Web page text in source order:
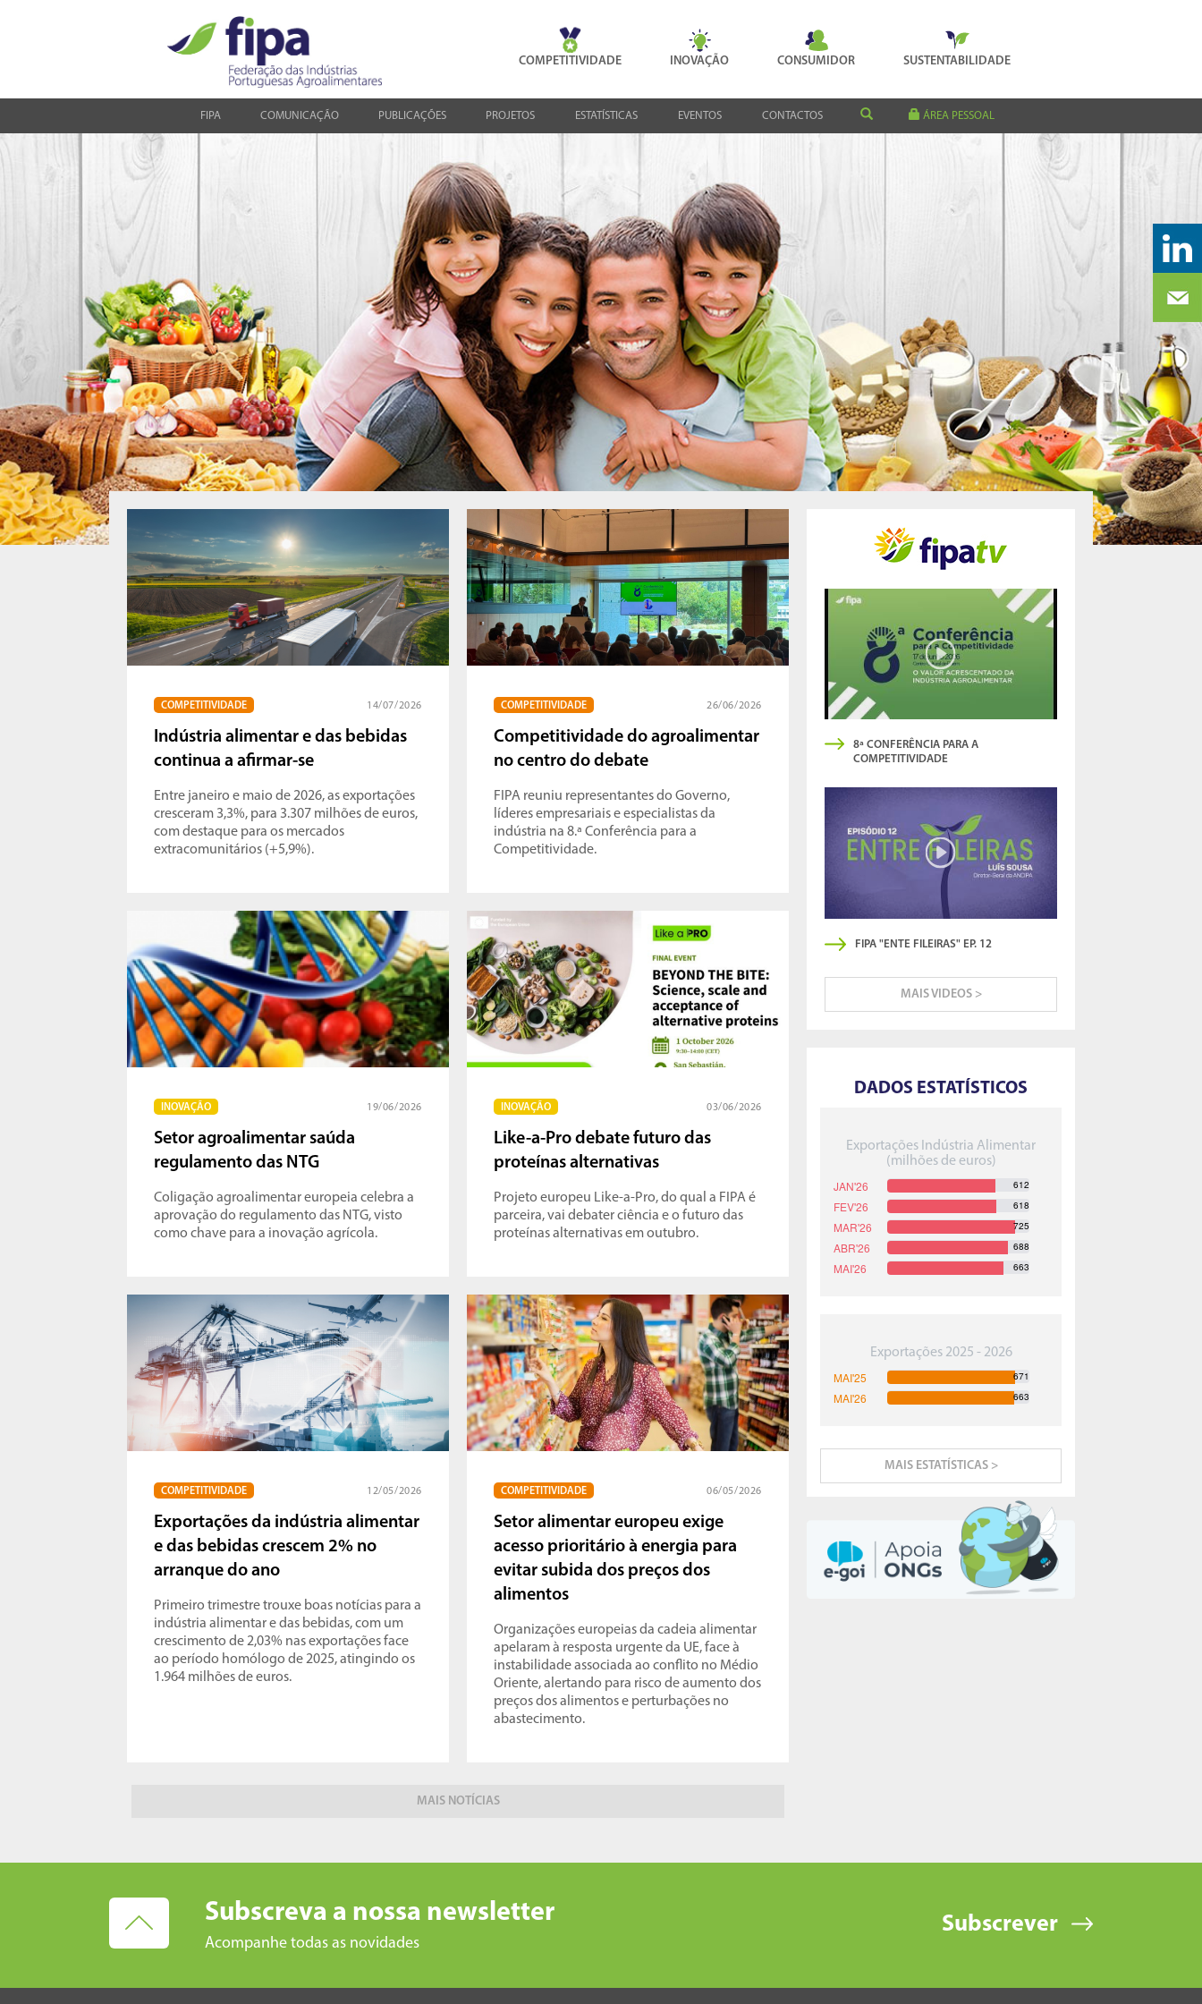
COMPETITIVIDADE INOVAÇÃO CONSUMIDOR SUSTENTABILIDADE
FIPA COMUNICAÇÃO PUBLICAÇÕES PROJETOS ESTATÍSTICAS EVENTOS CONTACTOS ÁREA PESSOAL
14/07/2026
COMPETITIVIDADE
Indústria alimentar e das bebidas
continua a afirmar-se
Entre janeiro e maio de 2026, as exportações
cresceram 3,3%, para 3.307 milhões de euros,
com destaque para os mercados
extracomunitários (+5,9%).
26/06/2026
COMPETITIVIDADE
Competitividade do agroalimentar
no centro do debate
FIPA reuniu representantes do Governo,
líderes empresariais e especialistas da
indústria na 8.ª Conferência para a
Competitividade.
19/06/2026
INOVAÇÃO
Setor agroalimentar saúda
regulamento das NTG
Coligação agroalimentar europeia celebra a
aprovação do regulamento das NTG, visto
como chave para a inovação agrícola.
03/06/2026
INOVAÇÃO
Like-a-Pro debate futuro das
proteínas alternativas
Projeto europeu Like-a-Pro, do qual a FIPA é
parceira, vai debater ciência e o futuro das
proteínas alternativas em outubro.
12/05/2026
COMPETITIVIDADE
Exportações da indústria alimentar
e das bebidas crescem 2% no
arranque do ano
Primeiro trimestre trouxe boas notícias para a
indústria alimentar e das bebidas, com um
crescimento de 2,03% nas exportações face
ao período homólogo de 2025, atingindo os
1.964 milhões de euros.
06/05/2026
COMPETITIVIDADE
Setor alimentar europeu exige
acesso prioritário à energia para
evitar subida dos preços dos
alimentos
Organizações europeias da cadeia alimentar
apelaram à resposta urgente da UE, face à
instabilidade associada ao conflito no Médio
Oriente, alertando para risco de aumento dos
preços dos alimentos e perturbações no
abastecimento.
MAIS NOTÍCIAS
8ª CONFERÊNCIA PARA A
COMPETITIVIDADE
FIPA "ENTE FILEIRAS" EP. 12
MAIS VIDEOS >
DADOS ESTATÍSTICOS
Exportações Indústria Alimentar
(milhões de euros)
612
618
725
688
663
Exportações 2025 - 2026
671
663
MAIS ESTATÍSTICAS >
Subscreva a nossa newsletter
Acompanhe todas as novidades
Subscrever